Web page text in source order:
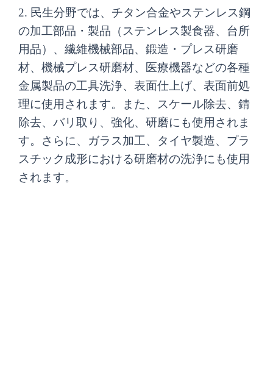
2. 民生分野では、チタン合金やステンレス鋼
の加工部品・製品（ステンレス製食器、台所
用品）、繊維機械部品、鍛造・プレス研磨
材、機械プレス研磨材、医療機器などの各種
金属製品の工具洗浄、表面仕上げ、表面前処
理に使用されます。また、スケール除去、錆
除去、バリ取り、強化、研磨にも使用されま
す。さらに、ガラス加工、タイヤ製造、プラ
スチック成形における研磨材の洗浄にも使用
されます。